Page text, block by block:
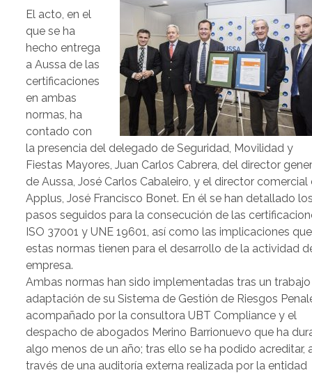
El acto, en el
que se ha
hecho entrega
a Aussa de las
certificaciones
en ambas
normas, ha
contado con
la presencia del delegado de Seguridad, Movilidad y
Fiestas Mayores, Juan Carlos Cabrera, del director
de Aussa, José Carlos Cabaleiro, y el director comercial
Applus, José Francisco Bonet. En él se han detallado
pasos seguidos para la consecución de las
ISO 37001 y UNE 19601, así como las implicaciones que
estas normas tienen para el desarrollo de la actividad
empresa.
Ambas normas han sido implementadas tras un
adaptación de su Sistema de Gestión de Riesgos
acompañado por la consultora UBT Compliance y el
despacho de abogados Merino Barrionuevo que ha
algo menos de un año; tras ello se ha podido acreditar,
través de una auditoría externa realizada por la entidad